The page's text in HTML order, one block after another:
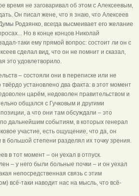
время не заговаривал об этом с Алексеевым,
Он писал жене, что я знаю, что Алексеев
Родзянко, всегда высмеивает его желание
Но в конце концов Николай
таки ему прямой вопрос: состоит ли он с
сделал вид, что он не помнит и сказал,
это удовлетворило.
– состояли они в переписке или не
установлено два факта: в этот момент
царём, недоволен правительством и
общался с Гучковым и другими
а что они там обсуждали – это
дальнейшим событиям, в которых генерал
участие, есть ощущение, что да, он
большой степени разделял их точку зрения.
в тот момент – он уехал в отпуск.
– у него были больные почки – и он уехал
непосредственная связь с этим
всё-таки наводит нас на мысль, что всё-